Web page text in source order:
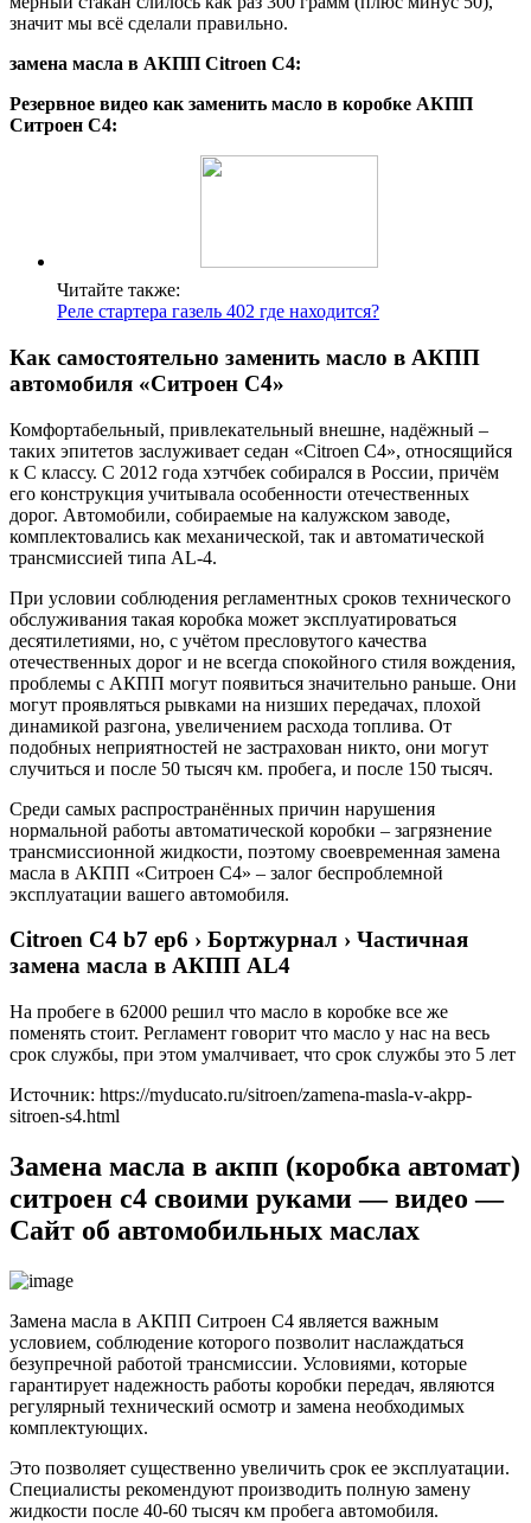
значит мы всё сделали правильно.
замена масла в АКПП Citroen C4:
Резервное видео как заменить масло в коробке АКПП
Ситроен С4:
Читайте также:
Реле стартера газель 402 где находится?
Как самостоятельно заменить масло в АКПП
автомобиля «Ситроен С4»
Комфортабельный, привлекательный внешне, надёжный –
таких эпитетов заслуживает седан «Citroen C4», относящийся
к С классу. С 2012 года хэтчбек собирался в России, причём
его конструкция учитывала особенности отечественных
дорог. Автомобили, собираемые на калужском заводе,
комплектовались как механической, так и автоматической
трансмиссией типа AL-4.
При условии соблюдения регламентных сроков технического
обслуживания такая коробка может эксплуатироваться
десятилетиями, но, с учётом пресловутого качества
отечественных дорог и не всегда спокойного стиля вождения,
проблемы с АКПП могут появиться значительно раньше. Они
могут проявляться рывками на низших передачах, плохой
динамикой разгона, увеличением расхода топлива. От
подобных неприятностей не застрахован никто, они могут
случиться и после 50 тысяч км. пробега, и после 150 тысяч.
Среди самых распространённых причин нарушения
нормальной работы автоматической коробки – загрязнение
трансмиссионной жидкости, поэтому своевременная замена
масла в АКПП «Ситроен С4» – залог беспроблемной
эксплуатации вашего автомобиля.
Citroen C4 b7 ep6 › Бортжурнал › Частичная
замена масла в АКПП AL4
На пробеге в 62000 решил что масло в коробке все же
поменять стоит. Регламент говорит что масло у нас на весь
срок службы, при этом умалчивает, что срок службы это 5 лет
Источник: https://myducato.ru/sitroen/zamena-masla-v-akpp-
sitroen-s4.html
Замена масла в акпп (коробка автомат)
ситроен с4 своими руками — видео —
Сайт об автомобильных маслах
Замена масла в АКПП Ситроен С4 является важным
условием, соблюдение которого позволит наслаждаться
безупречной работой трансмиссии. Условиями, которые
гарантирует надежность работы коробки передач, являются
регулярный технический осмотр и замена необходимых
комплектующих.
Это позволяет существенно увеличить срок ее эксплуатации.
Специалисты рекомендуют производить полную замену
жидкости после 40-60 тысяч км пробега автомобиля.